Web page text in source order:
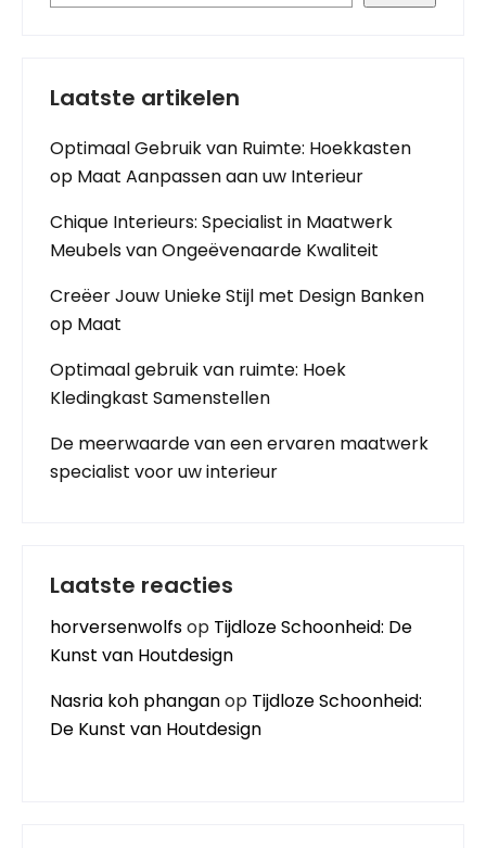
Laatste artikelen
Optimaal Gebruik van Ruimte: Hoekkasten
op Maat Aanpassen aan uw Interieur
Chique Interieurs: Specialist in Maatwerk
Meubels van Ongeëvenaarde Kwaliteit
Creëer Jouw Unieke Stijl met Design Banken
op Maat
Optimaal gebruik van ruimte: Hoek
Kledingkast Samenstellen
De meerwaarde van een ervaren maatwerk
specialist voor uw interieur
Laatste reacties
horversenwolfsop Tijdloze Schoonheid: De
Kunst van Houtdesign
Nasria koh phanganop Tijdloze Schoonheid:
De Kunst van Houtdesign